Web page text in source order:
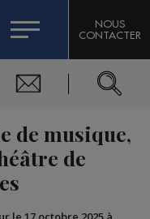
SKIABLES
BLANC
NOUS
CONTACTER
de musique,
de